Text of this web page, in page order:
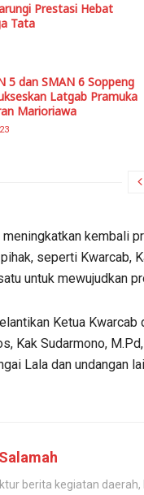
Prestasi Hebat
Tata
5 dan SMAN 6 Soppeng
Latgab Pramuka
Marioriawa
meningkatkan kembali
seperti Kwarcab,
untuk mewujudkan
Ketua
Kak Sudarmono,
Lala dan undangan
berita kegiatan